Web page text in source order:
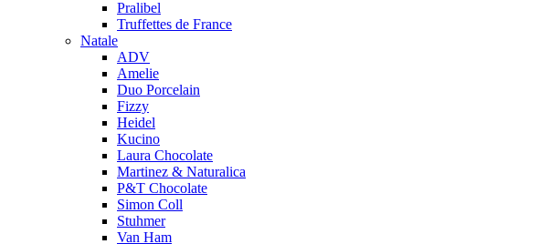
Pralibel
Truffettes de France
Natale
ADV
Amelie
Duo Porcelain
Fizzy
Heidel
Kucino
Laura Chocolate
Martinez & Naturalica
P&T Chocolate
Simon Coll
Stuhmer
Van Ham